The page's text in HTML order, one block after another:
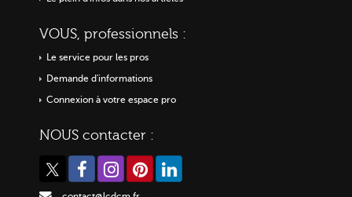
VOUS, professionnels :
Le service pour les pros
Demande d'informations
Connexion à votre espace pro
NOUS contacter :